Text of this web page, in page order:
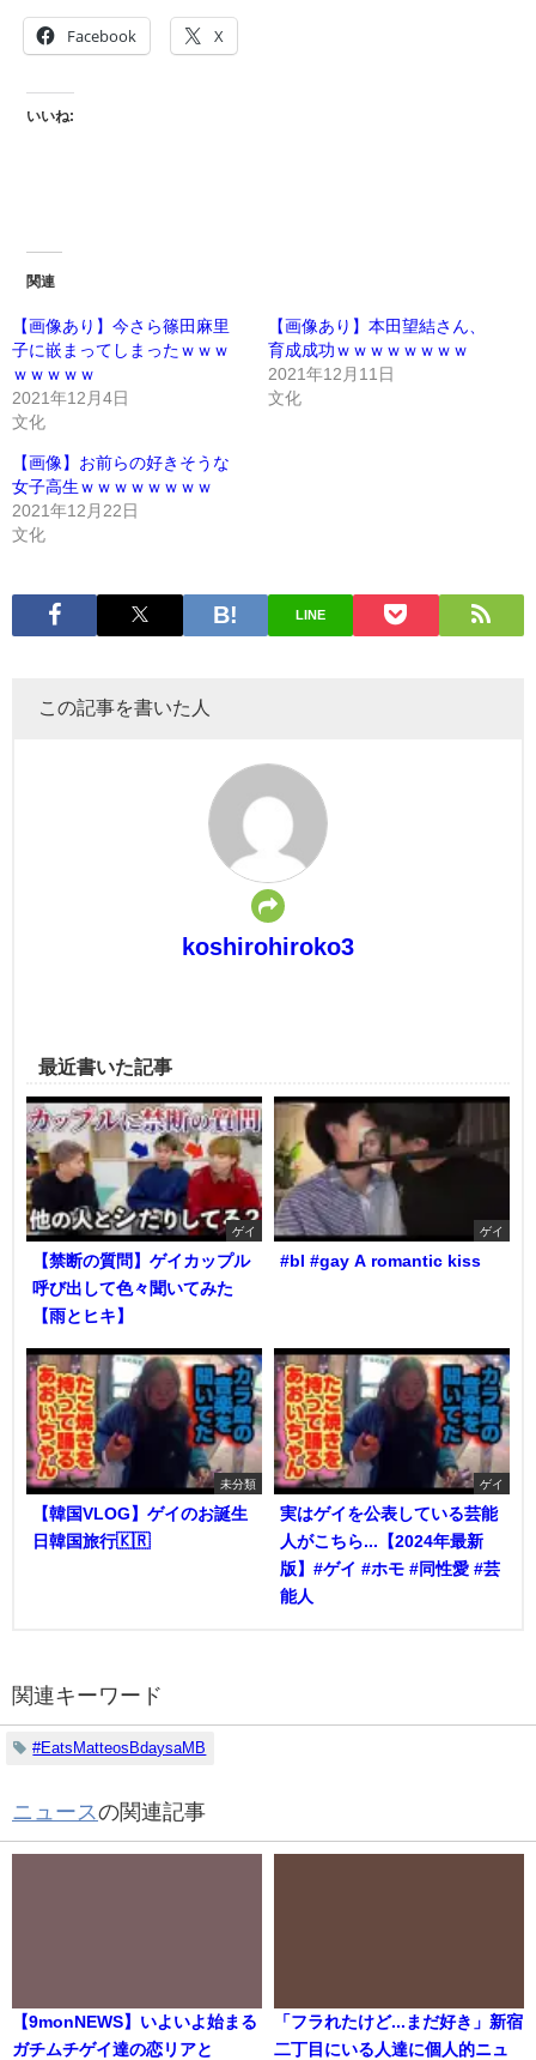
Facebook X
いいね:
関連
【画像あり】今さら篠田麻里
子に嵌まってしまったｗｗｗ
ｗｗｗｗｗ
2021年12月4日
文化
【画像あり】本田望結さん、
育成成功ｗｗｗｗｗｗｗｗ
2021年12月11日
文化
【画像】お前らの好きそうな
女子高生ｗｗｗｗｗｗｗｗ
2021年12月22日
文化
LINE
この記事を書いた人
koshirohiroko3
最近書いた記事
ゲイ
【禁断の質問】ゲイカップル
呼び出して色々聞いてみた
【雨とヒキ】
ゲイ
#bl #gay A romantic kiss
未分類
【韓国VLOG】ゲイのお誕生
日韓国旅行🇰🇷
ゲイ
実はゲイを公表している芸能
人がこちら...【2024年最新
版】#ゲイ #ホモ #同性愛 #芸
能人
関連キーワード
#EatsMatteosBdaysaMB
ニュースの関連記事
【9monNEWS】いよいよ始まる
ガチムチゲイ達の恋リアと
「フラれたけど...まだ好き」新宿
二丁目にいる人達に個人的ニュ